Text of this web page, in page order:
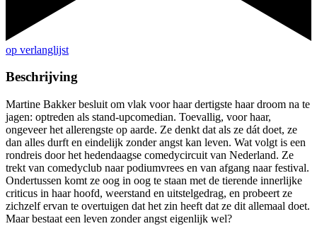
op verlanglijst
Beschrijving
Martine Bakker besluit om vlak voor haar dertigste haar droom na te
jagen: optreden als stand-upcomedian. Toevallig, voor haar,
ongeveer het allerengste op aarde. Ze denkt dat als ze dát doet, ze
dan alles durft en eindelijk zonder angst kan leven. Wat volgt is een
rondreis door het hedendaagse comedycircuit van Nederland. Ze
trekt van comedyclub naar podiumvrees en van afgang naar festival.
Ondertussen komt ze oog in oog te staan met de tierende innerlijke
criticus in haar hoofd, weerstand en uitstelgedrag, en probeert ze
zichzelf ervan te overtuigen dat het zin heeft dat ze dit allemaal doet.
Maar bestaat een leven zonder angst eigenlijk wel?